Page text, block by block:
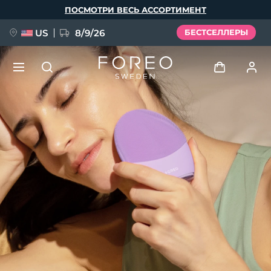
ПОСМОТРИ ВЕСЬ АССОРТИМЕНТ
US 8/9/26 БЕСТСЕЛЛЕРЫ
Профиль пользователя
Мои приборы
Мои заказы
Мои адреса
Мои подписки
НОВИНКА
FAQ™ Pure Beauty-Tech Elixir
BREAKING NEWS
issa™ Teeth Whitening Set
Язык
English Deutsch
Español
Français
Italiano
Português
Svenska
Русский
Türkçe
简体中文 繁體中文